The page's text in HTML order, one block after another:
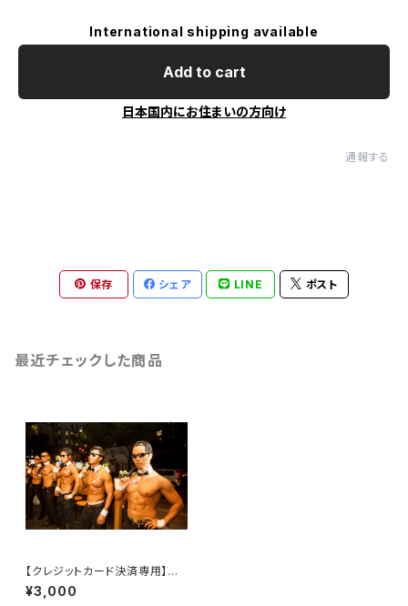
International shipping available
Add to cart
日本国内にお住まいの方向け
通報する
保存 シェア LINE ポスト
最近チェックした商品
【クレジットカード決済専用】★
団体割 通常プラン★マッスルカ
フェ前売りチケット
¥3,000